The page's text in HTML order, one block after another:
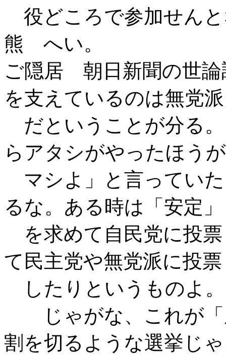
役どころで参加せん
熊 へい。
ご隠居 朝日新聞の世論
を支えているのは無党派
だということが分る
らアタシがやったほうが
マシよ」と言ってい
るな。ある時は「安定」
を求めて自民党に投
て民主党や無党派に投票
したりというものよ。
じゃがな、これが「
割を切るような選挙じ